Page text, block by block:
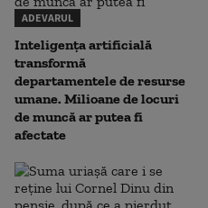
ADEVARUL
Inteligența artificială
transformă
departamentele de resurse
umane. Milioane de locuri
de muncă ar putea fi
afectate